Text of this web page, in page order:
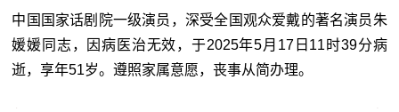
中国国家话剧院一级演员，深受全国观众爱戴的著名演员朱
媛媛同志，因病医治无效，于2025年5月17日11时39分病
逝，享年51岁。遵照家属意愿，丧事从简办理。